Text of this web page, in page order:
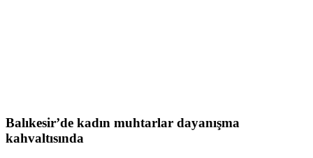
Balıkesir’de kadın muhtarlar dayanışma
kahvaltısında